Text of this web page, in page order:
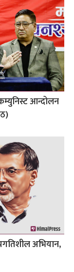
आन्दोलन
अभियान,